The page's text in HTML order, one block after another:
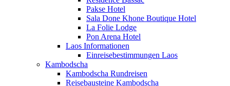
Pakse Hotel
Sala Done Khone Boutique Hotel
La Folie Lodge
Pon Arena Hotel
Laos Informationen
Einreisebestimmungen Laos
Kambodscha
Kambodscha Rundreisen
Reisebausteine Kambodscha